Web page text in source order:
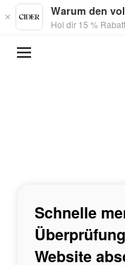
Skip to main content
Warum den
Hol dir 15 %
Schnelle
Website